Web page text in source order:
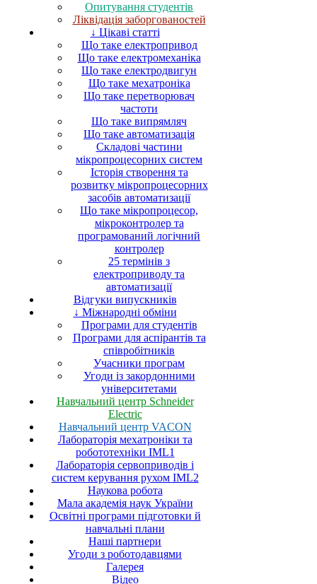
Опитування студентів
Ліквідація заборгованостей
↓ Цікаві статті
Що таке електропривод
Що таке електромеханіка
Що таке електродвигун
Що таке мехатроніка
Що таке перетворювач
частоти
Що таке випрямляч
Що таке автоматизація
Складові частини
мікропроцесорних систем
Історія створення та
розвитку мікропроцесорних
засобів автоматизації
Що таке мікропроцесор,
мікроконтролер та
програмований логічний
контролер
25 термінів з
електроприводу та
автоматизації
Відгуки випускників
↓ Міжнародні обміни
Програми для студентів
Програми для аспірантів та
співробітників
Учасники програм
Угоди із закордонними
університетами
Навчальний центр Schneider
Electric
Навчальний центр VACON
Лабораторія мехатроніки та
робототехніки IML1
Лабораторія сервоприводів і
систем керування рухом IML2
Наукова робота
Мала академія наук України
Освітні програми підготовки й
навчальні плани
Наші партнери
Угоди з роботодавцями
Галерея
Відео